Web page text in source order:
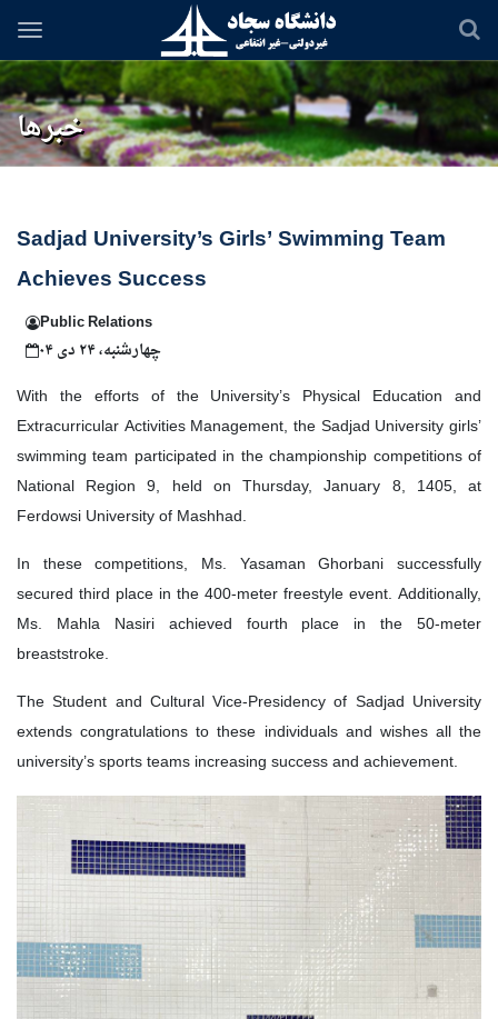
Skip
main
content
خبرها
Sadjad University’s Girls’ Swimming Team
Achieves Success
Public Relations
چهارشنبه، ۲۴ دی ۰۴
With the efforts of the University’s Physical Education and
Extracurricular Activities Management, the Sadjad University girls’
swimming team participated in the championship competitions of
National Region 9, held on Thursday, January 8, 1405, at
Ferdowsi University of Mashhad.
In these competitions, Ms. Yasaman Ghorbani successfully
secured third place in the 400-meter freestyle event. Additionally,
Ms. Mahla Nasiri achieved fourth place in the 50-meter
breaststroke.
The Student and Cultural Vice-Presidency of Sadjad University
extends congratulations to these individuals and wishes all the
university’s sports teams increasing success and achievement.